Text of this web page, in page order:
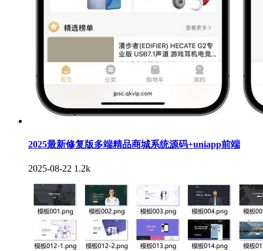
2025最新修复版多端精品商城系统源码+uniapp前端
2025-08-22 1.2k